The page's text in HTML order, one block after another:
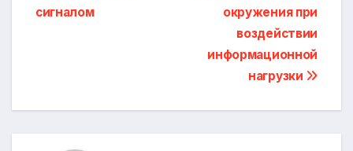
окружения при
воздействии
информационной
нагрузки
сигналом